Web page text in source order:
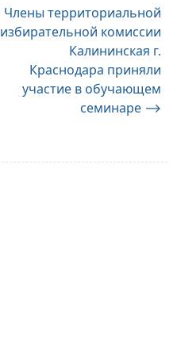
Члены территориальной
избирательной комиссии
Калининская г.
Краснодара приняли
участие в обучающем
семинаре ⟶